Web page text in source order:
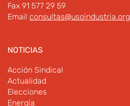
Fax 91 577 29 59
Email consultas@usoindustria.org
NOTICIAS
Acción Sindical
Actualidad
Elecciones
Energía